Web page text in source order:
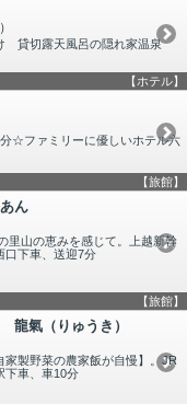
）
貸切露天風呂の隠れ家温泉
【ホテル】
☆ファミリーに優しいホテル六
【旅館】
ん
里山の恵みを感じて。上越新幹
下車、送迎7分
【旅館】
氣（りゅうき）
製野菜の農家飯が自慢】。JR
下車、車10分